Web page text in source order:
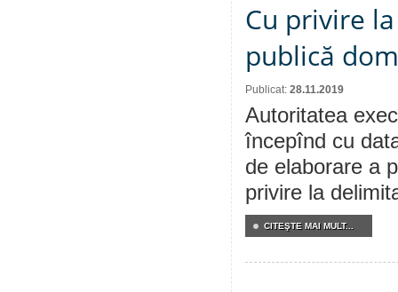
Cu privire
publică
Publicat: 28.11.2019
Autoritatea
începînd cu
de elaborare a
privire la
CITEŞTE MAI MULT...